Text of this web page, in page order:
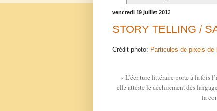
vendredi 19 juillet 2013
STORY TELLING /
Crédit photo: Particules de pixels
« L’écriture littéraire porte à la fois
elle atteste le déchirement des
la